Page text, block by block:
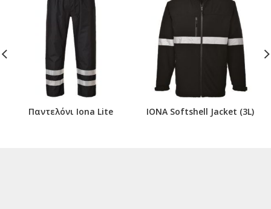
Παντελόνι Iona Lite IONA Softshell Jacket (3L)